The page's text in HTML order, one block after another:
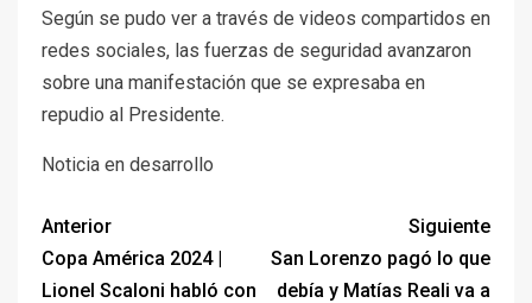
Según se pudo ver a través de videos compartidos en
redes sociales, las fuerzas de seguridad avanzaron
sobre una manifestación que se expresaba en
repudio al Presidente.
Noticia en desarrollo
Anterior
Copa América 2024 |
Lionel Scaloni habló con
Siguiente
San Lorenzo pagó lo que
debía y Matías Reali va a